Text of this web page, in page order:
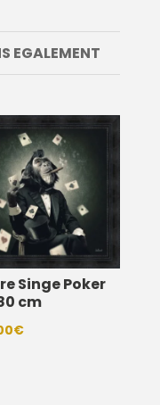
EGALEMENT
Singe Poker
cm
€